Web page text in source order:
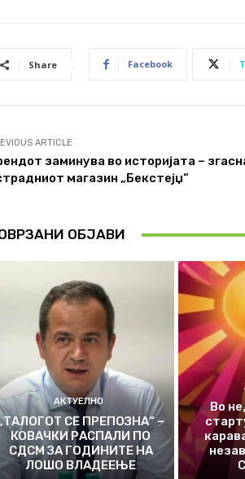
Share Facebook
ARTICLE
заминува во историјата –
магазин „Бекстејџ“
ОБЈАВИ
АКТУЕЛНО
СЕ ПРЕПОЗНА“ –
КОВАЧКИ РАСПАЛИ ПО
СДСМ ЗА ГОДИНИТЕ НА
ЛОШО ВЛАДЕЕЊЕ
Во